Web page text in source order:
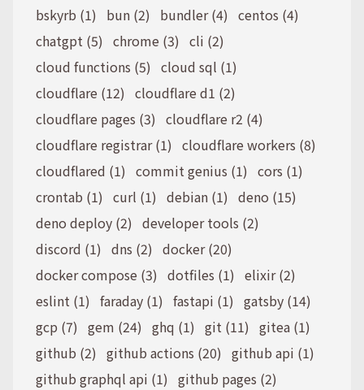
bskyrb (1)
bun (2) bundler (4) centos (4)
chatgpt (5) chrome (3) cli (2)
cloud functions (5) cloud sql (1)
cloudflare (12) cloudflare d1 (2)
cloudflare pages (3) cloudflare r2 (4)
cloudflare registrar (1) cloudflare workers (8)
cloudflared (1) commit genius (1) cors (1)
crontab (1) curl (1) debian (1) deno (15)
deno deploy (2) developer tools (2)
discord (1) dns (2) docker (20)
docker compose (3) dotfiles (1) elixir (2)
eslint (1) faraday (1) fastapi (1) gatsby (14)
gcp (7) gem (24) ghq (1) git (11) gitea (1)
github (2) github actions (20) github api (1)
github graphql api (1) github pages (2)